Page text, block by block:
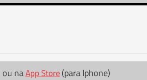
ou naApp Store (para Iphone)